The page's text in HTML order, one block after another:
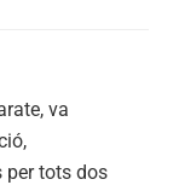
va
tots dos